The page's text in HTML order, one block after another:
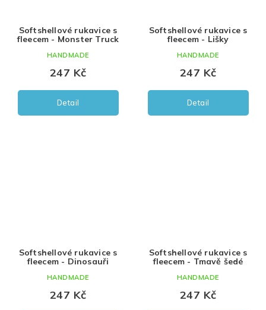
Softshellové rukavice s
fleecem - Monster Truck
247 Kč
Detail
HANDMADE
Softshellové rukavice s
fleecem - Lišky
247 Kč
Detail
HANDMADE
Softshellové rukavice s
fleecem - Dinosauři
247 Kč
HANDMADE
Softshellové rukavice s
fleecem - Tmavě šedé
247 Kč
HANDMADE